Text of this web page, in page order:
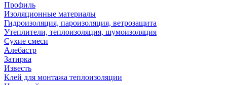
Профиль
Изоляционные материалы
Гидроизоляция, пароизоляция, ветрозащита
Утеплители, теплоизоляция, шумоизоляция
Сухие смеси
Алебастр
Затирка
Известь
Клей для монтажа теплоизоляции